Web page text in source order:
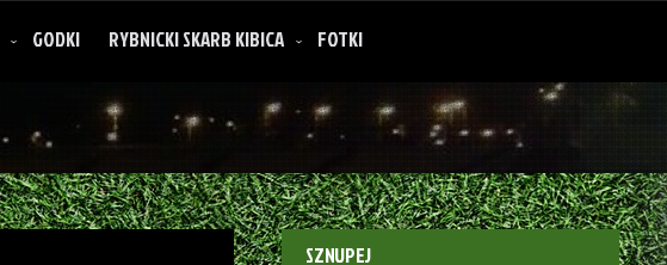
GODKI RYBNICKI SKARB KIBICA FOTKI
SZNUPEJ